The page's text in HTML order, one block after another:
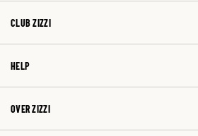
CLUB ZIZZI
HELP
OVER ZIZZI